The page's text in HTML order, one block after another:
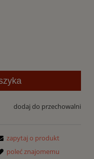
dodaj do przechowalni
zapytaj o produkt
poleć znajomemu